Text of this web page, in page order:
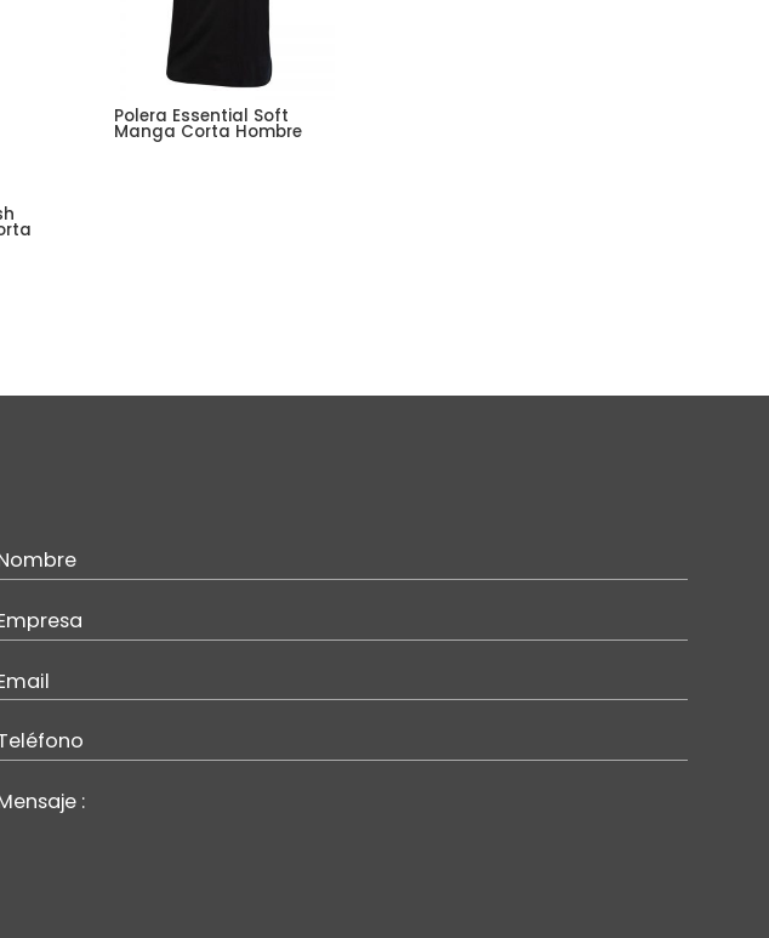
Polera Essential Soft
Manga Corta Hombre